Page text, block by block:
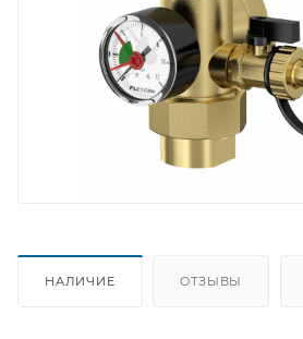
НАЛИЧИЕ ОТЗЫВЫ